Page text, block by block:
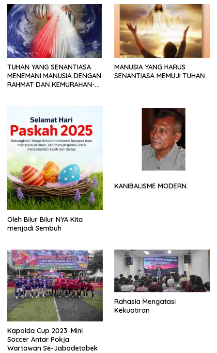
TUHAN YANG SENANTIASA
MENEMANI MANUSIA DENGAN
RAHMAT DAN KEMURAHAN-
MANUSIA YANG HARUS
SENANTIASA MEMUJI TUHAN
Oleh Bilur Bilur NYA Kita
menjadi Sembuh
KANIBALISME MODERN.
Kapolda Cup 2023: Mini
Soccer Antar Pokja
Wartawan Se-Jabodetabek
Rahasia Mengatasi
Kekuatiran